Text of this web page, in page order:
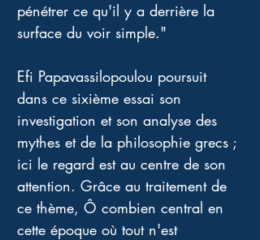
pénétrer ce qu'il y a derrière la
surface du voir simple."
Efi Papavassilopoulou poursuit
dans ce sixième essai son
investigation et son analyse des
mythes et de la philosophie grecs ;
ici le regard est au centre de son
attention. Grâce au traitement de
ce thème, Ô combien central en
cette époque où tout n'est